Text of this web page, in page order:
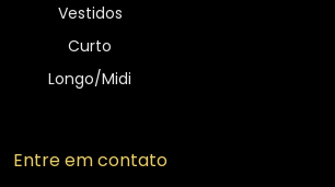
Vestidos
Curto
Longo/Midi
Entre em contato